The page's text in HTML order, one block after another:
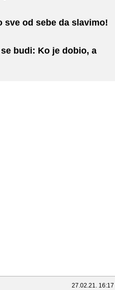
od sebe da slavimo!
budi: Ko je dobio, a
27.02.21. 16:17